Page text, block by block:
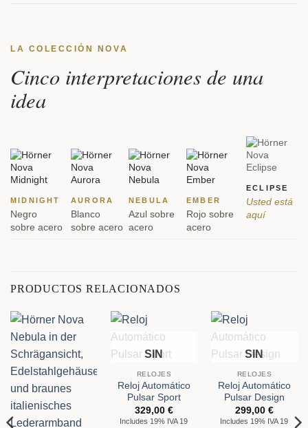
LA COLECCIÓN NOVA
Cinco interpretaciones de una
idea
MIDNIGHT
Negro
sobre acero
AURORA
Blanco
sobre acero
NEBULA
Azul sobre
acero
EMBER
Rojo sobre
acero
ECLIPSE
Usted está
aquí
PRODUCTOS RELACIONADOS
SIN
EXISTENCIAS
RELOJES
Reloj Automático
Pulsar Sport
329,00 €
Includes 19% IVA 19
SIN
EXISTENCIAS
RELOJES
Reloj Automático
Pulsar Design
299,00 €
Includes 19% IVA 19